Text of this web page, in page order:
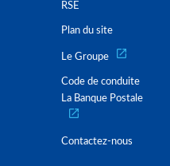
RSE
Plan du site
Le Groupe
Code de conduite
La Banque Postale
Contactez-nous